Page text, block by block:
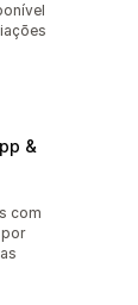
&
com